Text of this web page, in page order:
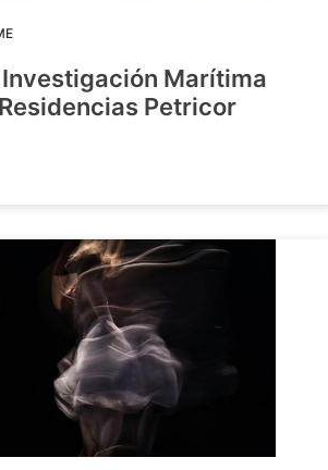
Investigación Marítima
Petricor